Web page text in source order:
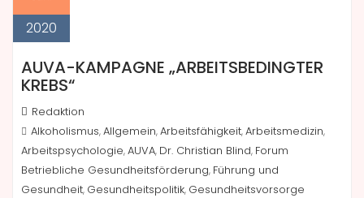
2020
AUVA-KAMPAGNE „ARBEITSBEDINGTER
KREBS“
Redaktion
Alkoholismus,Allgemein,Arbeitsfähigkeit,Arbeitsmedizin,
Arbeitspsychologie,AUVA, Dr. Christian Blind, Forum
Betriebliche Gesundheitsförderung, Führung und
Gesundheit, Gesundheitspolitik, Gesundheitsvorsorge